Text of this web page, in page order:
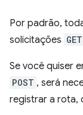
Por padrão,
solicitações GET
Se você quiser
POST , será
registrar a rota,